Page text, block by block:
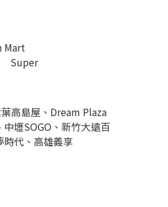
Mart
Super
高島屋、Dream Plaza
壢SOGO、新竹大遠百
代、高雄義享